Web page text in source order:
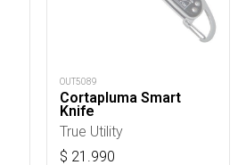
OUT5089
Cortapluma Smart
Knife
True Utility
$ 21.990